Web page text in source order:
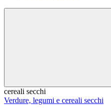
cereali secchi
Verdure, legumi e cereali secchi